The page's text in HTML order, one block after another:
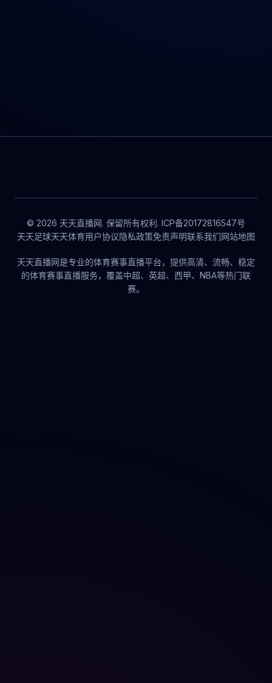
© 2026 天天直播网. 保留所有权利. ICP备20172816547号
天天足球天天体育用户协议隐私政策免责声明联系我们网站地图
天天直播网是专业的体育赛事直播平台，提供高清、流畅、稳定
的体育赛事直播服务，覆盖中超、英超、西甲、NBA等热门联
赛。